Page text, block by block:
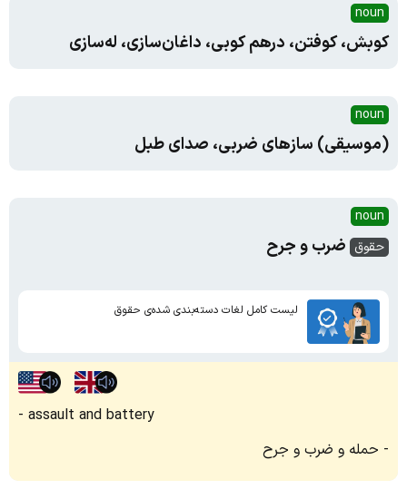
noun
کوبش، کوفتن، درهم کوبی، داغان‌سازی، له‌سازی
noun
(موسیقی) سازهای ضربی، صدای طبل
noun
حقوق ضرب و جرح
لیست کامل لغات دسته‌بندی شده‌ی حقوق
assault and battery
حمله و ضرب و جرح